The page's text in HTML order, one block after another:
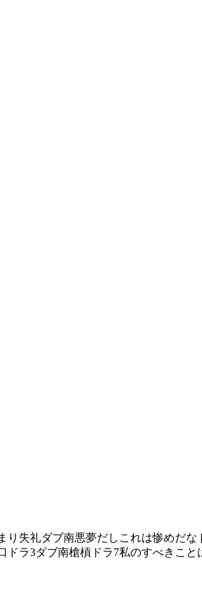
失礼ダブ南悪夢だしこれは惨めだ
ラ3ダブ南槍槓ドラ7私のすべきこ